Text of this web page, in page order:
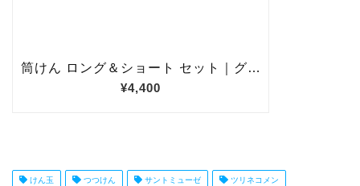
けん玉 つつけん サントミューゼ ツリネコメン